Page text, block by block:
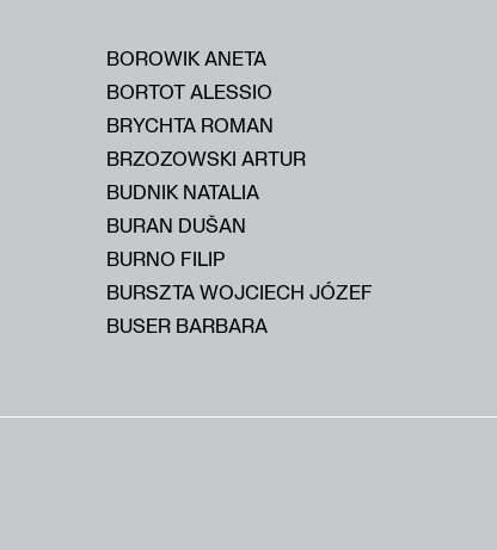
BOROWIK ANETA
BORTOT ALESSIO
BRYCHTA ROMAN
BRZOZOWSKI ARTUR
BUDNIK NATALIA
BURAN DUŠAN
BURNO FILIP
BURSZTA WOJCIECH JÓZEF
BUSER BARBARA